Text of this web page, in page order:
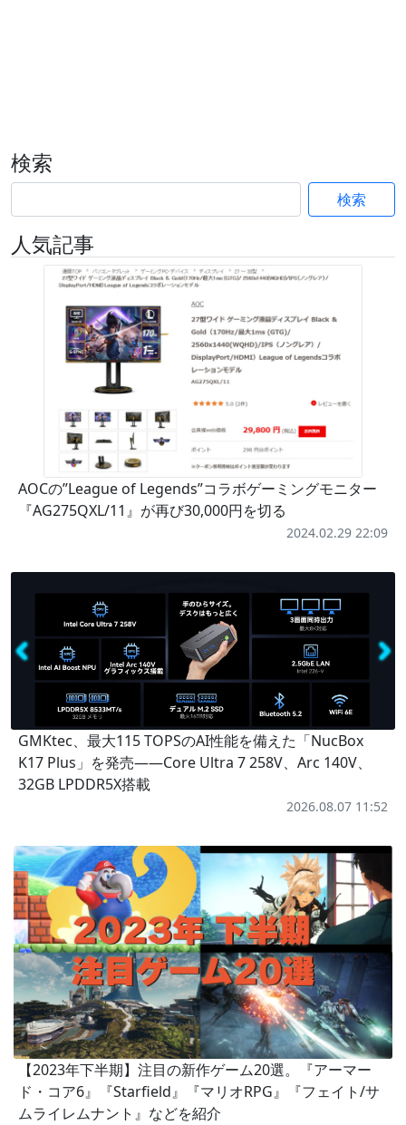
検索
検索
人気記事
AOCの”League of Legends”コラボゲーミングモニター
『AG275QXL/11』が再び30,000円を切る
2024.02.29 22:09
GMKtec、最大115 TOPSのAI性能を備えた「NucBox
K17 Plus」を発売――Core Ultra 7 258V、Arc 140V、
32GB LPDDR5X搭載
2026.08.07 11:52
【2023年下半期】注目の新作ゲーム20選。『アーマー
ド・コア6』『Starfield』『マリオRPG』『フェイト/サ
ムライレムナント』などを紹介